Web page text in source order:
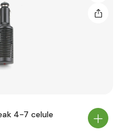
4-7 celule